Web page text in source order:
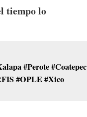
tiempo lo
#Perote #Coatepec
#OPLE #Xico